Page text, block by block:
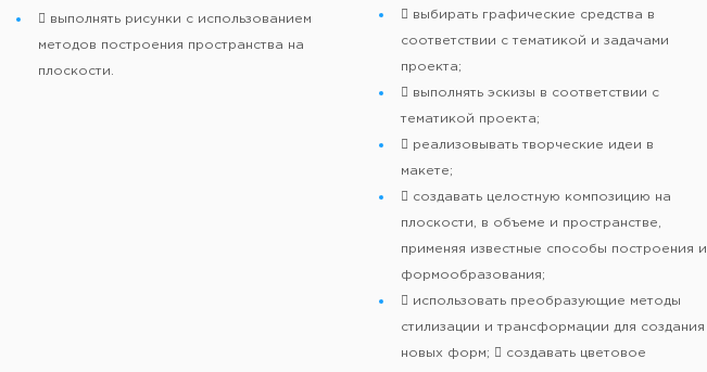
 выполнять рисунки с использованием
методов построения пространства на
плоскости.
 выбирать графические средства в
соответствии с тематикой и задачами
проекта;
 выполнять эскизы в соответствии с
тематикой проекта;
 реализовывать творческие идеи в
макете;
 создавать целостную композицию на
плоскости, в объеме и пространстве,
применяя известные способы построения и
формообразования;
 использовать преобразующие методы
стилизации и трансформации для создания
новых форм;  создавать цветовое